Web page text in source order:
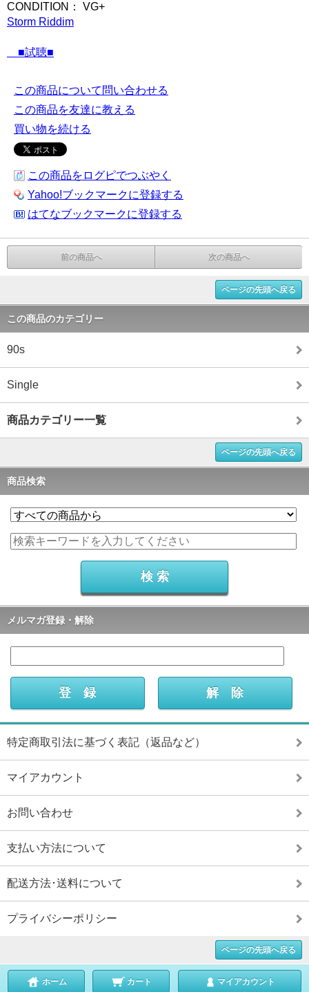
CONDITION： VG+
Storm Riddim
■試聴■
この商品について問い合わせる
この商品を友達に教える
買い物を続ける
この商品をログピでつぶやく
Yahoo!ブックマークに登録する
はてなブックマークに登録する
前の商品へ 次の商品へ
ページの先頭へ戻る
この商品のカテゴリー
90s
Single
商品カテゴリー一覧
ページの先頭へ戻る
商品検索
メルマガ登録・解除
特定商取引法に基づく表記（返品など）
マイアカウント
お問い合わせ
支払い方法について
配送方法･送料について
プライバシーポリシー
ページの先頭へ戻る
ホーム カート マイアカウント